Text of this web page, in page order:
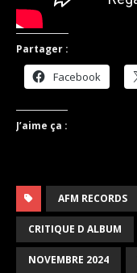
Partager :
Facebook
J’aime ça :
AFM RECORDS
CRITIQUE D ALBUM
NOVEMBRE 2024